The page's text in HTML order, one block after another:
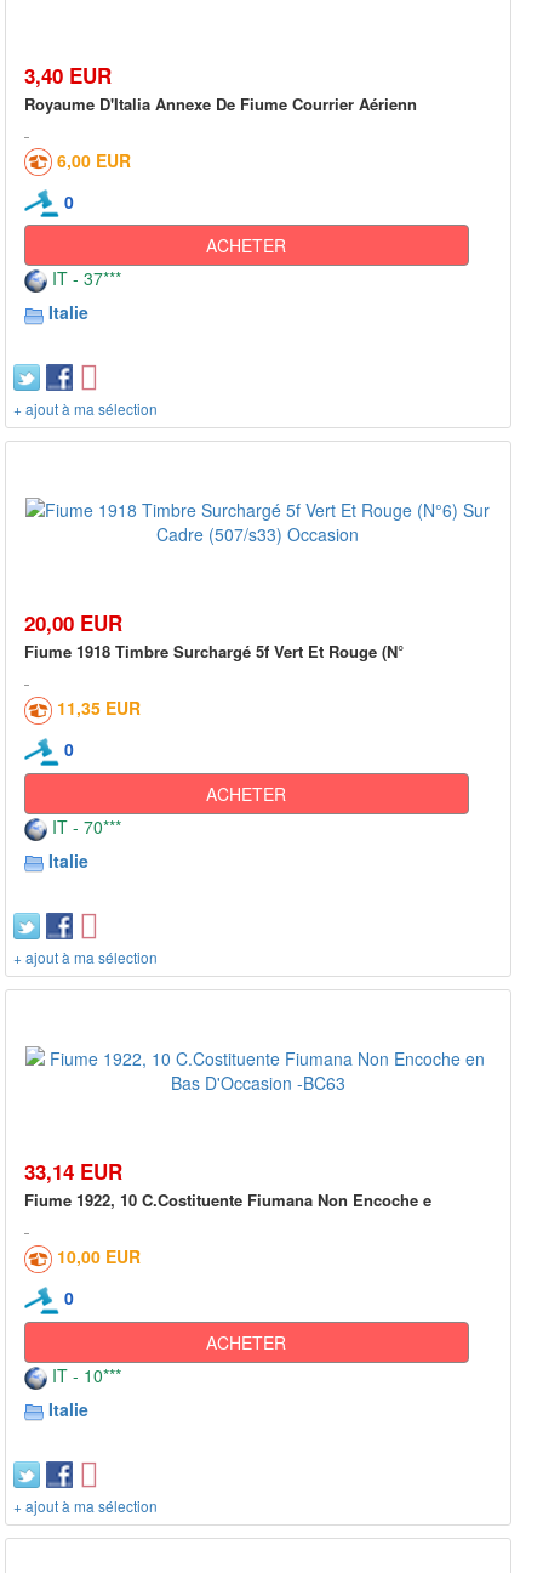
3,40 EUR
Royaume D'Italia Annexe De Fiume Courrier Aérienn
6,00 EUR
0
ACHETER
IT - 37***
Italie
+ ajout à ma sélection
20,00 EUR
Fiume 1918 Timbre Surchargé 5f Vert Et Rouge (N°
11,35 EUR
0
ACHETER
IT - 70***
Italie
+ ajout à ma sélection
33,14 EUR
Fiume 1922, 10 C.Costituente Fiumana Non Encoche e
10,00 EUR
0
ACHETER
IT - 10***
Italie
+ ajout à ma sélection